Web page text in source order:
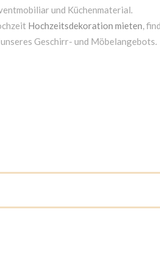
und Küchenmaterial.
Hochzeitsdekoration mieten,
Geschirr- und Möbelangebots.